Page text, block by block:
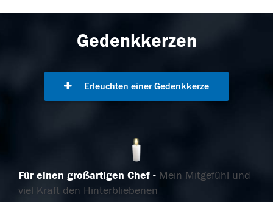
Gedenkkerzen
Erleuchten einer Gedenkkerze
Für einen großartigen Chef
Mein Mitgefühl und
viel Kraft den Hinterbliebenen